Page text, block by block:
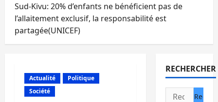
Sud-Kivu: 20% d’enfants ne bénéficient pas de
l’allaitement exclusif, la responsabilité est
partagée(UNICEF)
Actualité
Politique
Société
RECHERCHER
Rechercher :